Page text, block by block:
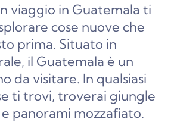
viaggio in Guatemala ti
cose nuove che
prima. Situato in
il Guatemala è un
da visitare. In qualsiasi
ti trovi, troverai giungle
panorami mozzafiato.